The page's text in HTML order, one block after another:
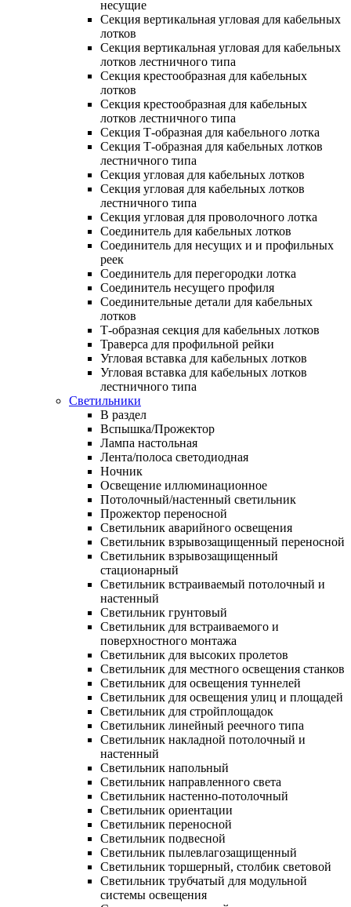
несущие
Секция вертикальная угловая для кабельных
лотков
Секция вертикальная угловая для кабельных
лотков лестничного типа
Секция крестообразная для кабельных
лотков
Секция крестообразная для кабельных
лотков лестничного типа
Секция Т-образная для кабельного лотка
Секция Т-образная для кабельных лотков
лестничного типа
Секция угловая для кабельных лотков
Секция угловая для кабельных лотков
лестничного типа
Секция угловая для проволочного лотка
Соединитель для кабельных лотков
Соединитель для несущих и и профильных
реек
Соединитель для перегородки лотка
Соединитель несущего профиля
Соединительные детали для кабельных
лотков
Т-образная секция для кабельных лотков
Траверса для профильной рейки
Угловая вставка для кабельных лотков
Угловая вставка для кабельных лотков
лестничного типа
Светильники
В раздел
Вспышка/Прожектор
Лампа настольная
Лента/полоса светодиодная
Ночник
Освещение иллюминационное
Потолочный/настенный светильник
Прожектор переносной
Светильник аварийного освещения
Светильник взрывозащищенный переносной
Светильник взрывозащищенный
стационарный
Светильник встраиваемый потолочный и
настенный
Светильник грунтовый
Светильник для встраиваемого и
поверхностного монтажа
Светильник для высоких пролетов
Светильник для местного освещения станков
Светильник для освещения туннелей
Светильник для освещения улиц и площадей
Светильник для стройплощадок
Светильник линейный реечного типа
Светильник накладной потолочный и
настенный
Светильник напольный
Светильник направленного света
Светильник настенно-потолочный
Светильник ориентации
Светильник переносной
Светильник подвесной
Светильник пылевлагозащищенный
Светильник торшерный, столбик световой
Светильник трубчатый для модульной
системы освещения